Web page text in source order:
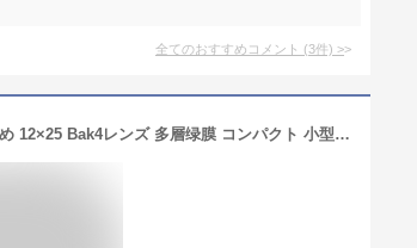
全てのおすすめコメント (3件) >
双眼鏡 12倍 高倍率 双眼鏡 コンサート ライブ用 御勧め 12×25 Bak4レンズ 多層绿膜 コンパクト 小型 軽量 防水 折り畳み めがね対応 暗くならない 酔いにくい 目幅調整 防振双眼鏡 オペラグラス/ドーム/スポーツ観戦/野球観戦/観劇/野鳥観察/登山など適用 収納袋付き 日本語取説明書